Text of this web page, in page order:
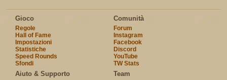
Gioco
Regole
Hall of Fame
Impostazioni
Statistiche
Speed Rounds
Sfondi
Comunità
Forum
Instagram
Facebook
Discord
YouTube
TW Stats
Aiuto & Supporto Team